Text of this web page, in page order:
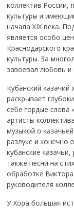
коллектив
культуры и
начала XIX века.
является особо
Краснодарского
культуры. За
завоевал любовь и
Кубанский
раскрывает
себе гордые слова
артисты
музыкой о
разлуке и конечно
кубанские
также песни на
обработке
руководителя
У Хора большая